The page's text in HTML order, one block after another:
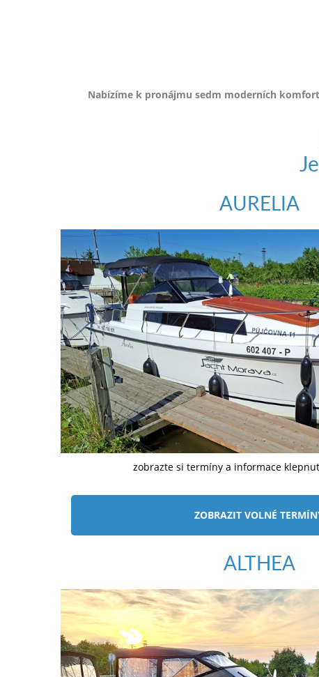
Nabízíme k pronájmu sedm moderních
AURELIA
zobrazte si termíny a informace
ZOBRAZIT VOLNÉ
ALTHEA